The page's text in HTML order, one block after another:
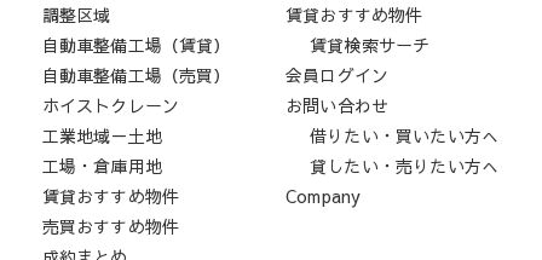
調整区域
自動車整備工場（賃貸）
自動車整備工場（売買）
ホイストクレーン
工業地域－土地
工場・倉庫用地
賃貸おすすめ物件
売買おすすめ物件
賃貸おすすめ物件
賃貸検索サーチ
会員ログイン
お問い合わせ
借りたい・買いたい方へ
貸したい・売りたい方へ
Company